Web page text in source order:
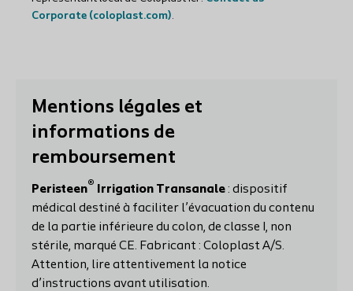
Corporate (coloplast.com).
Mentions légales et
informations de
remboursement
Peristeen® Irrigation Transanale : dispositif
médical destiné à faciliter l’évacuation du contenu
de la partie inférieure du colon, de classe I, non
stérile, marqué CE. Fabricant : Coloplast A/S.
Attention, lire attentivement la notice
d’instructions avant utilisation.